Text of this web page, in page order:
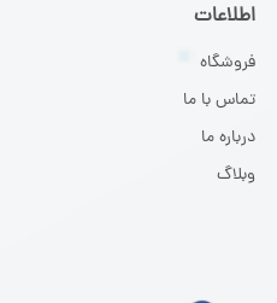
اطلاعات
فروشگاه
تماس با ما
درباره ما
وبلاگ